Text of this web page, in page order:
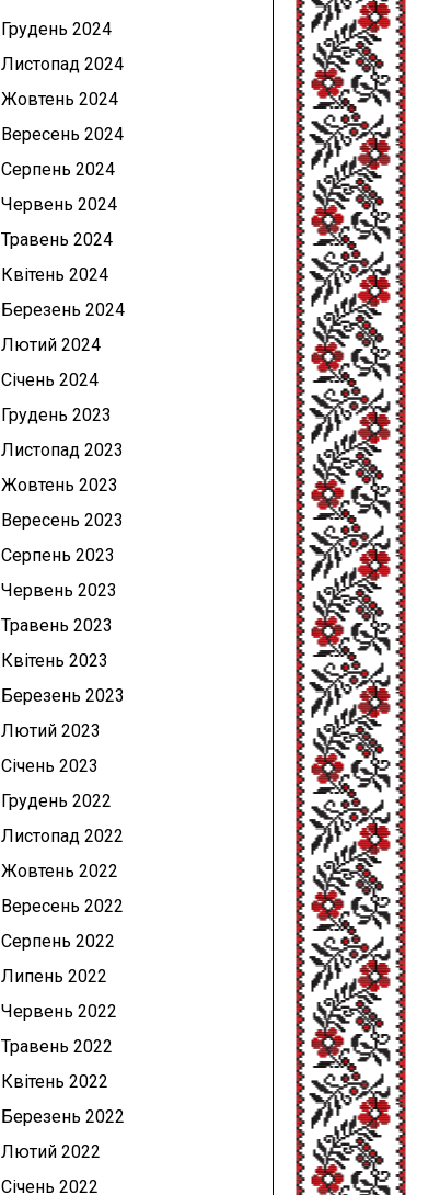
Грудень 2024
Листопад 2024
Жовтень 2024
Вересень 2024
Серпень 2024
Червень 2024
Травень 2024
Квітень 2024
Березень 2024
Лютий 2024
Січень 2024
Грудень 2023
Листопад 2023
Жовтень 2023
Вересень 2023
Серпень 2023
Червень 2023
Травень 2023
Квітень 2023
Березень 2023
Лютий 2023
Січень 2023
Грудень 2022
Листопад 2022
Жовтень 2022
Вересень 2022
Серпень 2022
Липень 2022
Червень 2022
Травень 2022
Квітень 2022
Березень 2022
Лютий 2022
Січень 2022